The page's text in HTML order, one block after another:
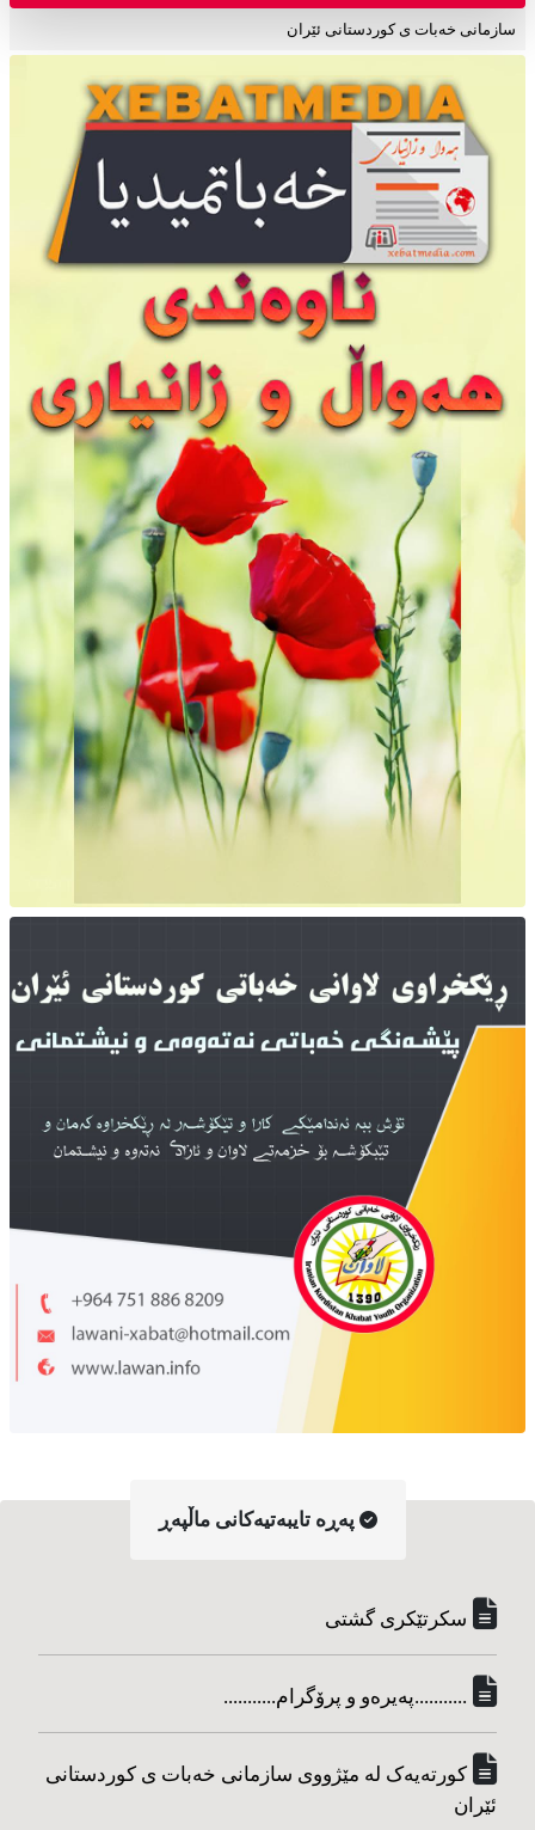
سازمانی خەبات ی کوردستانی ئێران
په‌ڕه‌ تایبه‌تیه‌کانی ماڵپه‌ڕ
سکرتێکری گشتی
...........په‌یره‌و و پرۆگرام...........
کورته‌یه‌ک له مێژووی سازمانی خه‌بات ی کوردستانی
ئێران